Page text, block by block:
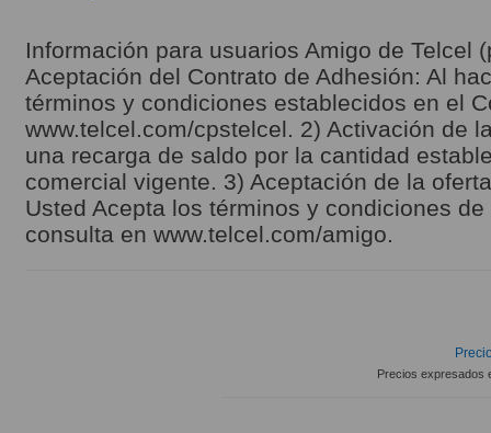
Información para usuarios Amigo de Telcel
Aceptación del Contrato de Adhesión: Al
términos y condiciones establecidos en el
www.telcel.com/cpstelcel. 2) Activación de
una recarga de saldo por la cantidad
comercial vigente. 3) Aceptación de la
Usted Acepta los términos y condiciones
consulta en www.telcel.com/amigo.
Precios expresados